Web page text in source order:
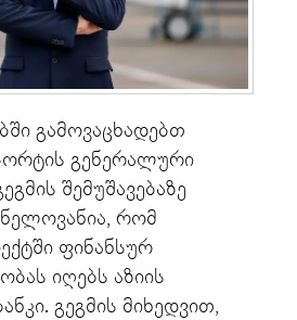
გამოვაცხადებთ
გენერალური
შემუშავებაზე
რომ
ფინანსურ
იღებს აზიის
გეგმის მიხედვით,